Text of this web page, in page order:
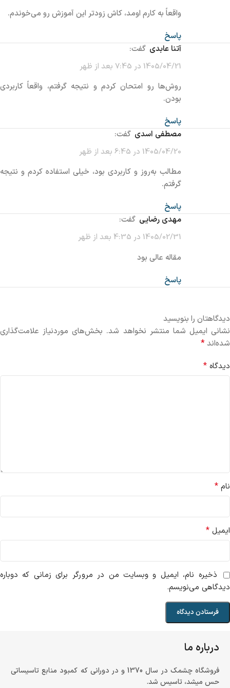
واقعاً به کارم اومد، کاش زودتر این آموزش رو می‌خوندم.
پاسخ
آتنا عابدی گفت:
1405/04/21 در 7:45 بعد از ظهر
روش‌ها رو امتحان کردم و نتیجه گرفتم، واقعاً کاربردی
بودن.
پاسخ
مصطفی اسدی گفت:
1405/04/20 در 6:45 بعد از ظهر
مطالب به‌روز و کاربردی بود، خیلی استفاده کردم و نتیجه
گرفتم.
پاسخ
مهدی رضایی گفت:
1405/02/31 در 4:35 بعد از ظهر
مقاله عالی بود
پاسخ
دیدگاهتان را بنویسید
نشانی ایمیل شما منتشر نخواهد شد. بخش‌های موردنیاز علامت‌گذاری
شده‌اند*
دیدگاه *
نام *
ایمیل *
ذخیره نام، ایمیل و وبسایت من در مرورگر برای زمانی که دوباره
دیدگاهی می‌نویسم.
درباره ما
فروشگاه چشمک در سال 1370 و در دورانی که کمبود منابع تاسیساتی
حس میشد، تاسیس شد.